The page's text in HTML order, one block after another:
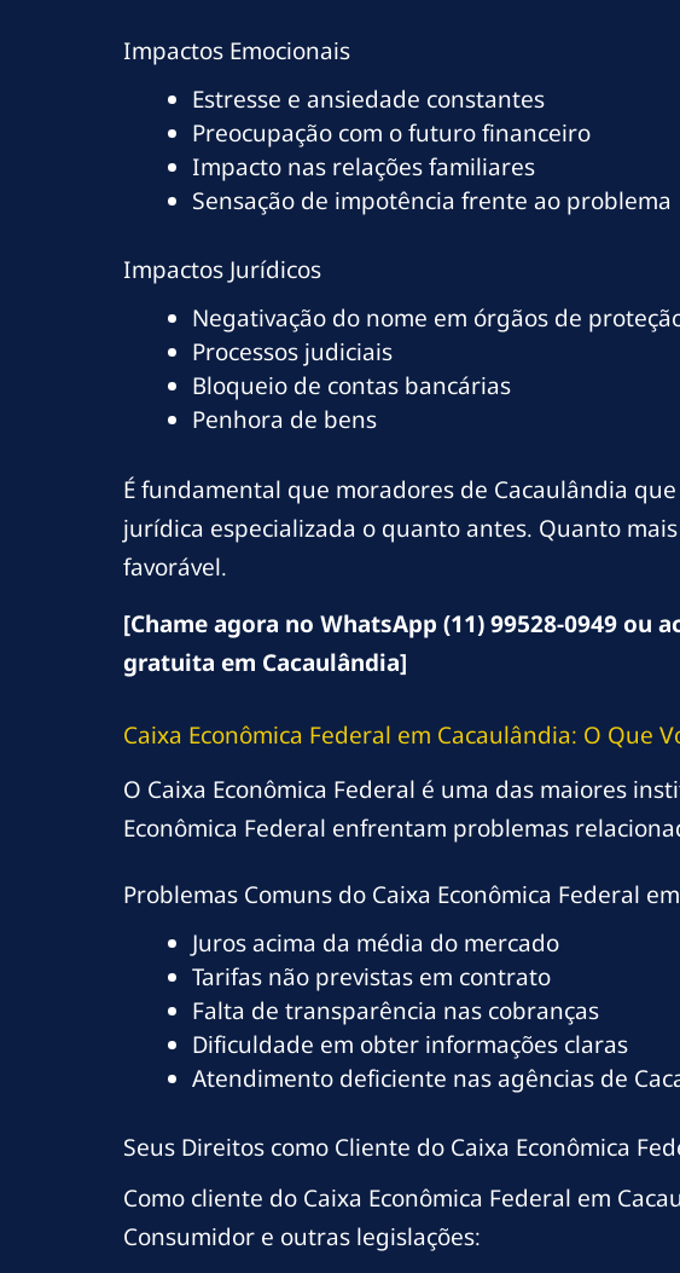
Impactos Emocionais
Estresse e ansiedade constantes
Preocupação com o futuro financeiro
Impacto nas relações familiares
Sensação de impotência frente ao problema
Impactos Jurídicos
Negativação do nome em órgãos de
Processos judiciais
Bloqueio de contas bancárias
Penhora de bens
É fundamental que moradores de Cacaulândia
jurídica especializada o quanto antes. Quanto
favorável.
[Chame agora no WhatsApp (11) 99528-0949
gratuita em Cacaulândia]
Caixa Econômica Federal em Cacaulândia: O Que
O Caixa Econômica Federal é uma das maiores
Econômica Federal enfrentam problemas
Problemas Comuns do Caixa Econômica Federal
Juros acima da média do mercado
Tarifas não previstas em contrato
Falta de transparência nas cobranças
Dificuldade em obter informações claras
Atendimento deficiente nas agências de
Seus Direitos como Cliente do Caixa Econômica
Como cliente do Caixa Econômica Federal em
Consumidor e outras legislações: